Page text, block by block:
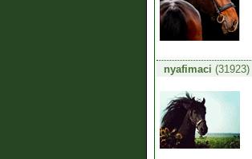
nyafimaci (31923)